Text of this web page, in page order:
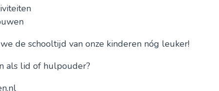
de schooltijd van onze kinderen nóg leuker!
als lid of hulpouder?